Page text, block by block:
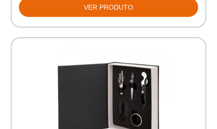
VER PRODUTO